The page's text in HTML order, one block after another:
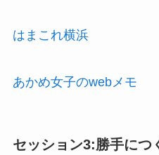
はまこれ横浜
あかめ女子のwebメモ
セッション3:勝手につ